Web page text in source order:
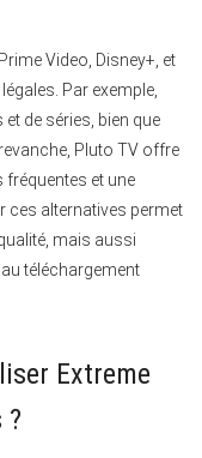
Video, Disney+, et
Par exemple,
de séries, bien que
Pluto TV offre
et une
ces alternatives permet
mais aussi
téléchargement
Extreme
?